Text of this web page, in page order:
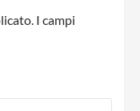
I campi